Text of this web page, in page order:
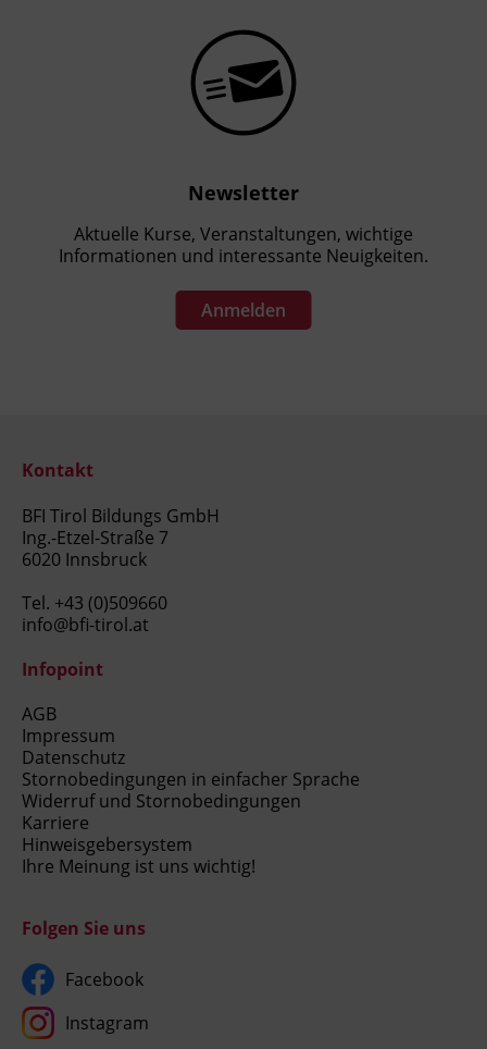
Newsletter
Aktuelle Kurse, Veranstaltungen, wichtige
Informationen und interessante Neuigkeiten.
Anmelden
Kontakt
BFI Tirol Bildungs GmbH
Ing.-Etzel-Straße 7
6020 Innsbruck
Tel. +43 (0)509660
info@bfi-tirol.at
Infopoint
AGB
Impressum
Datenschutz
Stornobedingungen in einfacher Sprache
Widerruf und Stornobedingungen
Karriere
Hinweisgebersystem
Ihre Meinung ist uns wichtig!
Folgen Sie uns
Facebook
Instagram